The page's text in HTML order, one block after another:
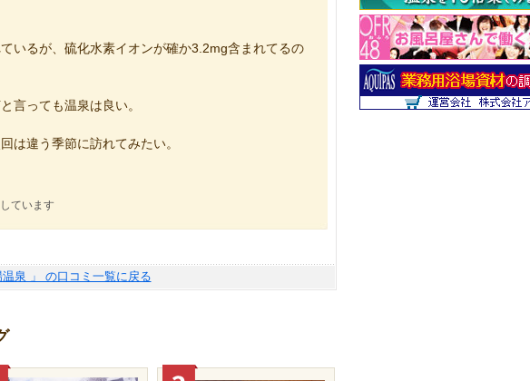
いるが、硫化水素イオンが確か3.2mg含まれてるの
言っても温泉は良い。
は違う季節に訪れてみたい。
ています
温泉 」 の口コミ一覧に戻る